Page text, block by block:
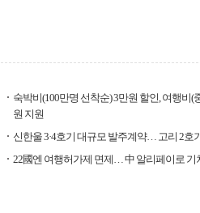
숙박비(100만명 선착순) 3만원 할인, 여행비(
원 지원
신한울 3·4호기 대규모 발주계약… 고리 2호
22國엔 여행허가제 면제… 中 알리페이로 기